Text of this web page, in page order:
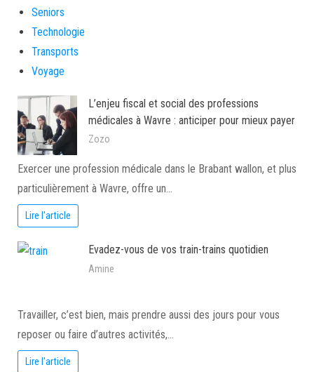
Seniors
Technologie
Transports
Voyage
L’enjeu fiscal et social des professions
médicales à Wavre : anticiper pour mieux payer
Zozo
Exercer une profession médicale dans le Brabant wallon, et plus
particulièrement à Wavre, offre un…
Lire l'article
Evadez-vous de vos train-trains quotidien
Amine
Travailler, c’est bien, mais prendre aussi des jours pour vous
reposer ou faire d’autres activités,…
Lire l'article